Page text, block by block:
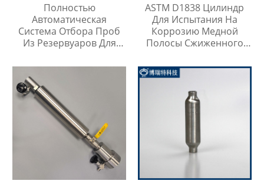
Полностью
Автоматическая
Система Отбора Проб
Из Резервуаров Для
Любой Высоте
ASTM D1838 Цилиндр
Для Испытания На
Коррозию Медной
Полосы Сжиженного